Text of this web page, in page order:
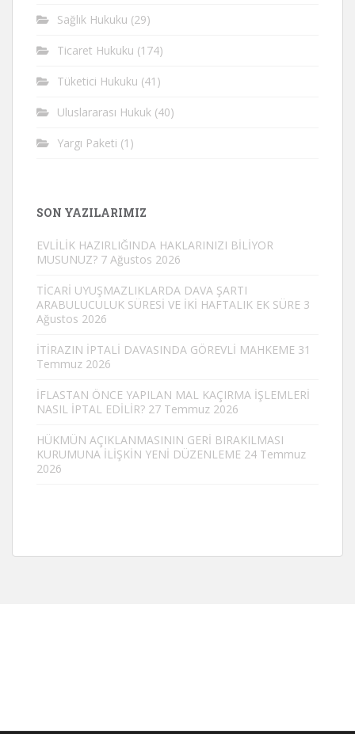
Sağlık Hukuku (29)
Ticaret Hukuku (174)
Tüketici Hukuku (41)
Uluslararası Hukuk (40)
Yargı Paketi (1)
SON YAZILARIMIZ
EVLİLİK HAZIRLIĞINDA HAKLARINIZI BİLİYOR
MUSUNUZ? 7 Ağustos 2026
TİCARİ UYUŞMAZLIKLARDA DAVA ŞARTI
ARABULUCULUK SÜRESİ VE İKİ HAFTALIK EK SÜRE 3
Ağustos 2026
İTİRAZIN İPTALİ DAVASINDA GÖREVLİ MAHKEME 31
Temmuz 2026
İFLASTAN ÖNCE YAPILAN MAL KAÇIRMA İŞLEMLERİ
NASIL İPTAL EDİLİR? 27 Temmuz 2026
HÜKMÜN AÇIKLANMASININ GERİ BIRAKILMASI
KURUMUNA İLİŞKİN YENİ DÜZENLEME 24 Temmuz
2026